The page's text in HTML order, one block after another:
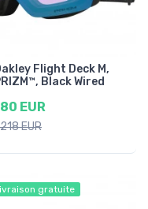
Flight Deck M,
Black Wired
EUR
218 EUR
gratuite